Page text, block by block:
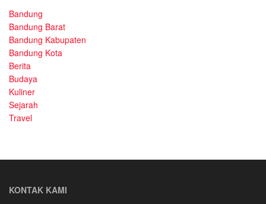
Bandung
Bandung Barat
Bandung Kabupaten
Bandung Kota
Berita
Budaya
Kuliner
Sejarah
Travel
KONTAK KAMI